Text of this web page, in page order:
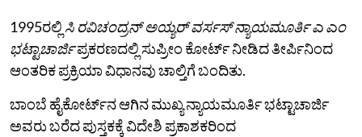
1995ರಲ್ಲಿ ಸಿ ರವಿಚಂದ್ರನ್ ಅಯ್ಯರ್ ವರ್ಸಸ್ ನ್ಯಾಯಮೂರ್ತಿ ಎ ಎಂ
ಭಟ್ಟಾಚಾರ್ಜಿಪ್ರಕರಣದಲ್ಲಿ ಸುಪ್ರೀಂ ಕೋರ್ಟ್ ನೀಡಿದ ತೀರ್ಪಿನಿಂದ
ಆಂತರಿಕ ಪ್ರಕ್ರಿಯಾ ವಿಧಾನವು ಚಾಲ್ತಿಗೆ ಬಂದಿತು.
ಬಾಂಬೆ ಹೈಕೋರ್ಟ್‌ನ ಆಗಿನ ಮುಖ್ಯ ನ್ಯಾಯಮೂರ್ತಿ ಭಟ್ಟಾಚಾರ್ಜಿ
ಅವರು ಬರೆದ ಪುಸ್ತಕಕ್ಕೆ ವಿದೇಶಿ ಪ್ರಕಾಶಕರಿಂದ